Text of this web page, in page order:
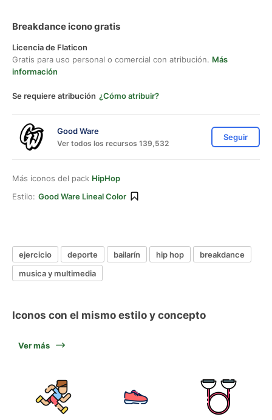
Breakdance icono gratis
Licencia de Flaticon
Gratis para uso personal o comercial con atribución. Más
información
Se requiere atribución ¿Cómo atribuir?
Good Ware
Ver todos los recursos 139,532
Seguir
Más iconos del pack HipHop
Estilo: Good Ware Lineal Color
ejercicio deporte bailarín hip hop
breakdance
musica y multimedia
Iconos con el mismo estilo y concepto
Ver más